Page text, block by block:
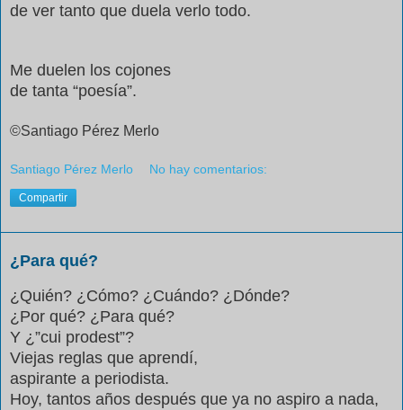
de ver tanto que duela verlo todo.
Me duelen los cojones
de tanta “poesía”.
©Santiago Pérez Merlo
Santiago Pérez Merlo No hay comentarios:
Compartir
¿Para qué?
¿Quién? ¿Cómo? ¿Cuándo? ¿Dónde?
¿Por qué? ¿Para qué?
Y ¿”cui prodest”?
Viejas reglas que aprendí,
aspirante a periodista.
Hoy, tantos años después que ya no aspiro a nada,